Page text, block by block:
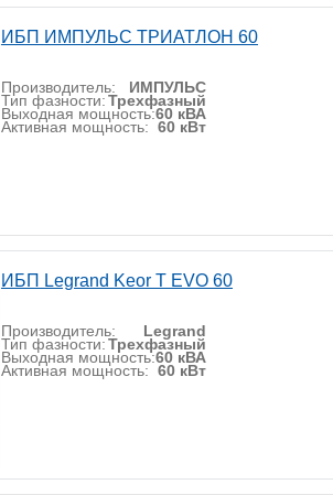
ИБП ИМПУЛЬС ТРИАТЛОН 60
Производитель: ИМПУЛЬС
Тип фазности:Трехфазный
Выходная мощность:60 кВА
Активная мощность: 60 кВт
ИБП Legrand Keor T EVO 60
Производитель: Legrand
Тип фазности:Трехфазный
Выходная мощность:60 кВА
Активная мощность: 60 кВт